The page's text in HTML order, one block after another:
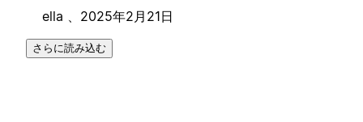
ella 、 2025年2月21日
さらに読み込む